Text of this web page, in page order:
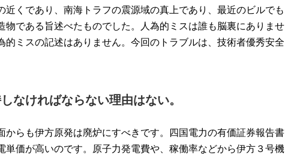
近くであり、南海トラフの震源域の真上であり、最近のビルでも
物である旨述べたものでした。人為的ミスは誰も脳裏にありませ
的ミスの記述はありません。今回のトラブルは、技術者優秀安全
なければならない理由はない。
からも伊方原発は廃炉にすべきです。四国電力の有価証券報告書
単価が高いのです。原子力発電費や、稼働率などから伊方３号機